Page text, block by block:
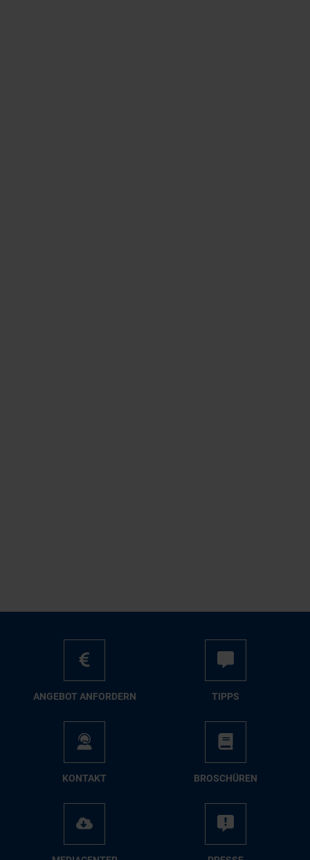
AN­GE­BOT AN­FOR­DERN TIPPS
KON­TAKT BRO­SCHÜ­REN